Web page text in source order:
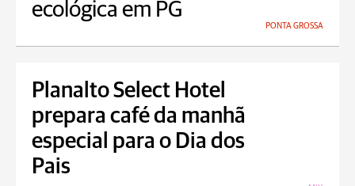
ecológica em PG
PONTA GROSSA
Planalto Select Hotel
prepara café da manhã
especial para o Dia dos
Pais